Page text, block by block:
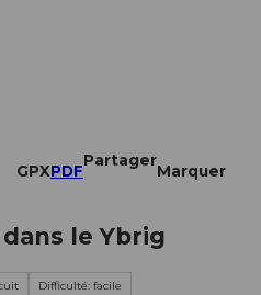
GPXPDF
Partager
Marquer
le Ybrig
Difficulté: facile